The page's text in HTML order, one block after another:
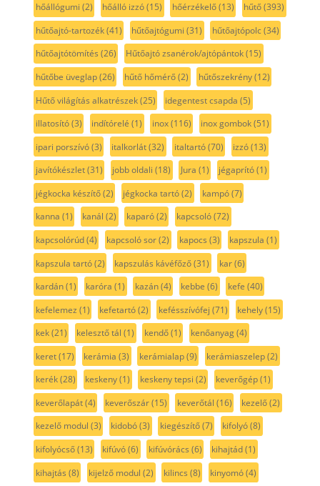
hőállógumi (2) hőálló izzó(15) hőérzékelő(13) hűtő(393)
hűtőajtó-tartozék(41) hűtőajtógumi (31) hűtőajtópolc(34)
hűtőajtótömítés (26) Hűtőajtó zsanérok/ajtópántok(15)
hűtőbe üveglap(26) hűtő hőmérő(2) hűtőszekrény(12)
Hűtő világítás alkatrészek(25) idegentest csapda (5)
illatosító(3) indítórelé (1) inox(116) inox gombok(51)
ipari porszívó(3) italkorlát(32) italtartó(70) izzó(13)
javítókészlet(31) jobb oldali (18) Jura (1) jégaprító(1)
jégkocka készítő(2) jégkocka tartó(2) kampó(7)
kanna (1) kanál (2) kaparó(2) kapcsoló(72)
kapcsolórúd(4) kapcsoló sor(2) kapocs (3) kapszula (1)
kapszula tartó(2) kapszulás kávéfőző(31) kar(6)
kardán(1) karóra (1) kazán(4) kebbe (6) kefe (40)
kefelemez (1) kefetartó(2) kefésszívófej (71) kehely(15)
kek(21) kelesztő tál (1) kendő(1) kenőanyag(4)
keret(17) kerámia (3) kerámialap(9) kerámiaszelep(2)
kerék(28) keskeny(1) keskeny tepsi (2) keverőgép(1)
keverőlapát(4) keverőszár(15) keverőtál (16) kezelő(2)
kezelő modul (3) kidobó(3) kiegészítő(7) kifolyó(8)
kifolyócső(13) kifúvó(6) kifúvórács (6) kihajtád(1)
kihajtás (8) kijelző modul (2) kilincs (8) kinyomó(4)